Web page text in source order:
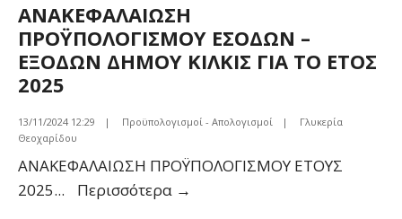
–
ΕΞΟΔΩΝ
ΔΗΜΟΥ
ΓΙΑ
ΕΤΟΣ
2026
ΑΝΑΚΕΦΑΛΑΙΩΣΗ
ΠΡΟΫΠΟΛΟΓΙΣΜΟΥ ΕΣΟΔΩΝ –
ΕΞΟΔΩΝ ΔΗΜΟΥ ΚΙΛΚΙΣ ΓΙΑ ΤΟ ΕΤΟΣ
2025
13/11/2024 12:29 | Προϋπολογισμοί - Απολογισμοί |
Γλυκερία
Θεοχαρίδου
ΑΝΑΚΕΦΑΛΑΙΩΣΗ ΠΡΟΫΠΟΛΟΓΙΣΜΟΥ ΕΤΟΥΣ
2025... Περισσότερα →